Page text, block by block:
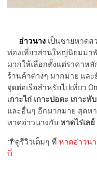
อ่าวนาง เป็นชายหาดส
ท่องเที่ยวส่วนใหญ่นิยมมา
มากให้เลือกตั้งแต่ราคาห
ร้านค้าต่างๆ มากมาย และ
จุดต่อเรือสำหรับไปเที่ยว
เกาะไก่ เกาะปอดะ เกาะทั
และอื่นๆ อีกมากมาย สุดห
หาดอ่าวนางกับ หาดไร่เลย์
🌴ดูรีวิวเต็มๆ ที่ หาดอ่าวน
บี่